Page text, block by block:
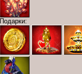
Подарки: